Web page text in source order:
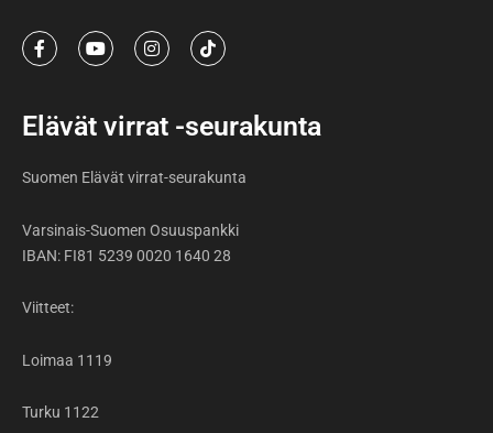
F
a
b
o
-
Y
o
b
I
n
g
m
T
i
k
Elävät virrat -seurakunta
Suomen Elävät virrat-seurakunta
Varsinais-Suomen Osuuspankki
IBAN: FI81 5239 0020 1640 28
Viitteet:
Loimaa 1119
Turku 1122